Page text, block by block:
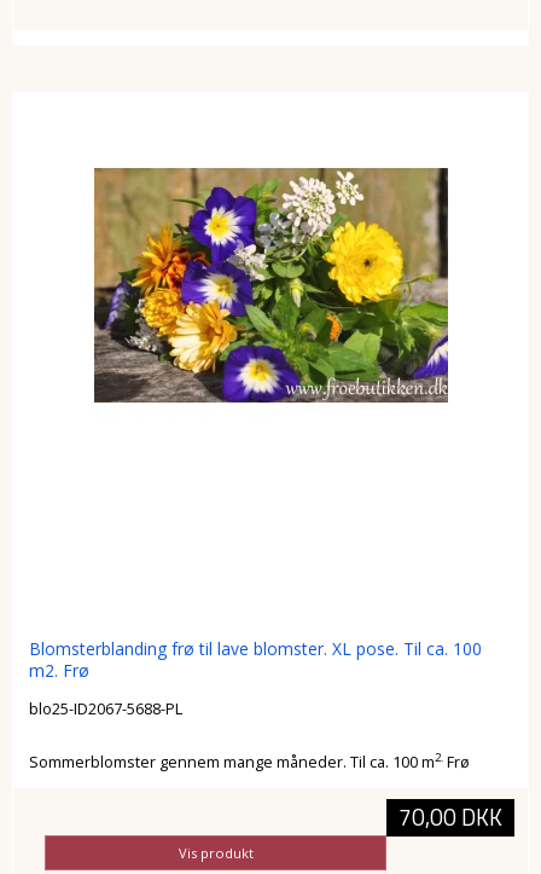
Blomsterblanding frø til lave blomster. XL pose. Til ca. 100
m2. Frø
blo25-ID2067-5688-PL
Sommerblomster gennem mange måneder. Til ca. 100 m2.Frø
70,00 DKK
Vis produkt